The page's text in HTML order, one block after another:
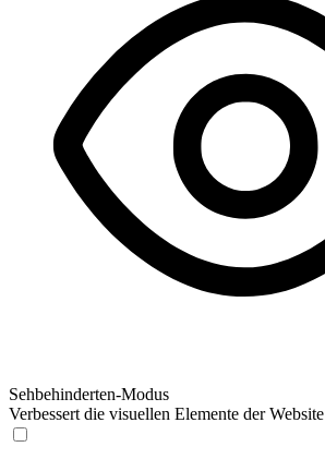
Sehbehinderten-Modus
Verbessert die visuellen Elemente der Website